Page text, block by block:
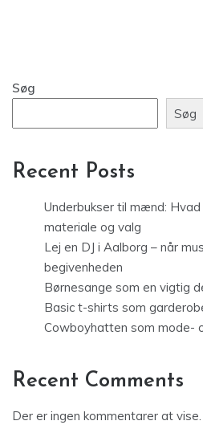
Søg
Søg
Recent Posts
Underbukser til mænd:
materiale og valg
Lej en DJ i Aalborg – når
begivenheden
Børnesange som en vigtig
Basic t-shirts som
Cowboyhatten som mode-
Recent Comments
Der er ingen kommentarer at vise.